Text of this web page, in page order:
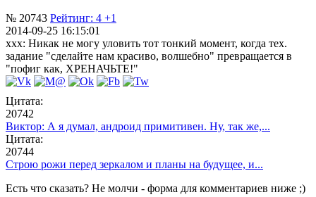
№ 20743 Рейтинг: 4 +1
2014-09-25 16:15:01
xxx: Никак не могу уловить тот тонкий момент, когда тех.
задание "сделайте нам красиво, волшебно" превращается в
"пофиг как, ХРЕНАЧЬТЕ!"
Цитата:
20742
Виктор: А я думал, андроид примитивен. Ну, так же,...
Цитата:
20744
Строю рожи перед зеркалом и планы на будущее, и...
Есть что сказать? Не молчи - форма для комментариев ниже ;)